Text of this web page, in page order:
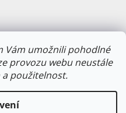
Vám umožnili pohodlné
provozu webu neustále
a použitelnost.